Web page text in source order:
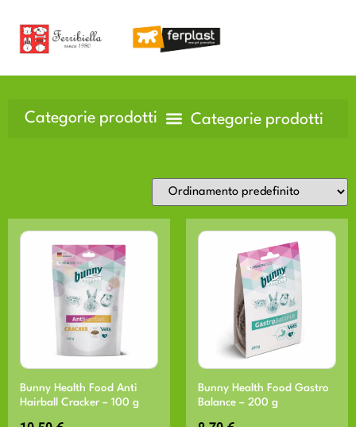
Bunny Health Food Anti
Hairball Cracker – 100 g
Bunny Health Food Gastro
Balance – 200 g